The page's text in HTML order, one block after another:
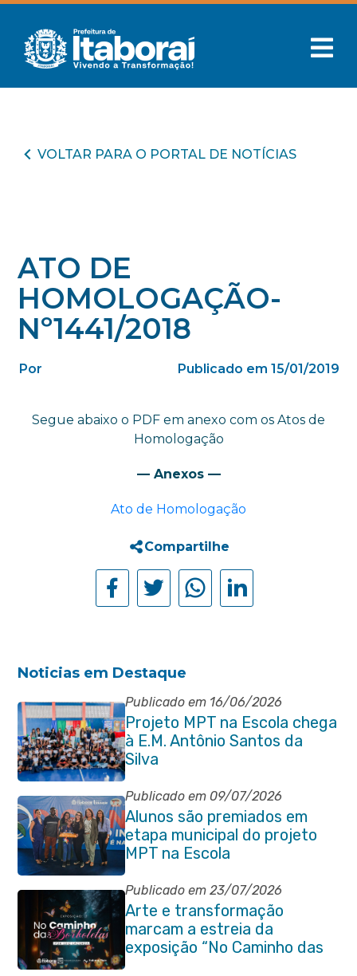
VOLTAR PARA O PORTAL DE NOTÍCIAS
ATO DE
HOMOLOGAÇÃO-
Nº1441/2018
Por Publicado em 15/01/2019
Segue abaixo o PDF em anexo com os Atos de
Homologação
— Anexos —
Ato de Homologação
Compartilhe
Noticias em Destaque
Publicado em 16/06/2026
Projeto MPT na Escola chega
à E.M. Antônio Santos da
Silva
Publicado em 09/07/2026
Alunos são premiados em
etapa municipal do projeto
MPT na Escola
Publicado em 23/07/2026
Arte e transformação
marcam a estreia da
exposição “No Caminho das
Borboletas” no Itaboraí Plaza